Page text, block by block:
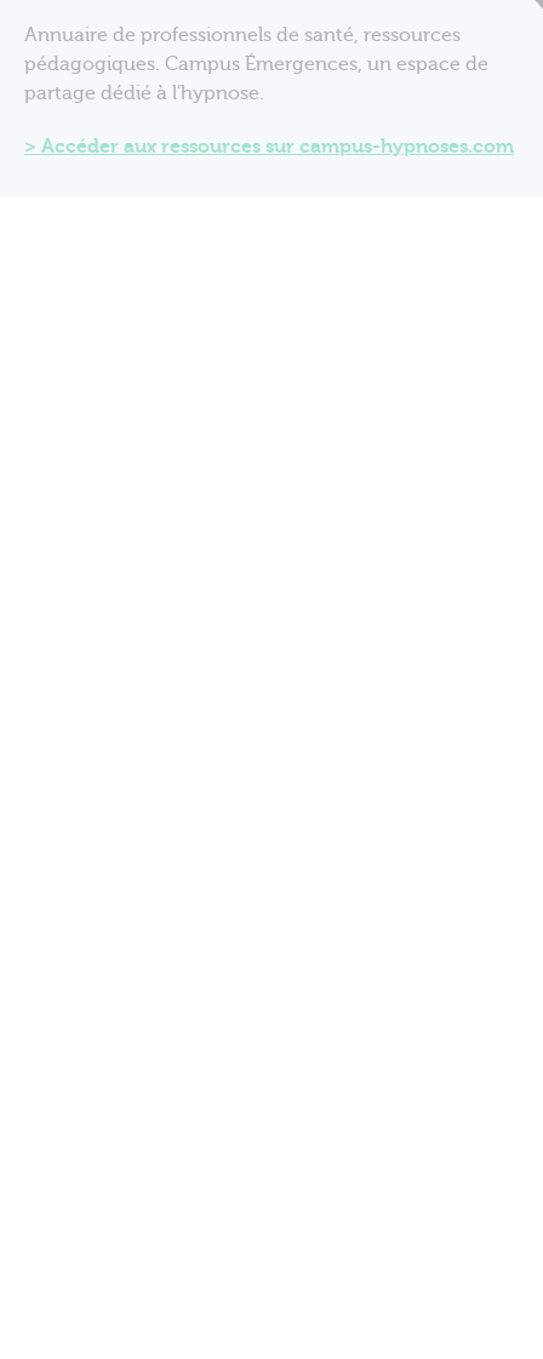
Annuaire de professionnels de santé, ressources
pédagogiques. Campus Émergences, un espace de
partage dédié à l'hypnose.
Accéder aux ressources sur campus-hypnoses.com